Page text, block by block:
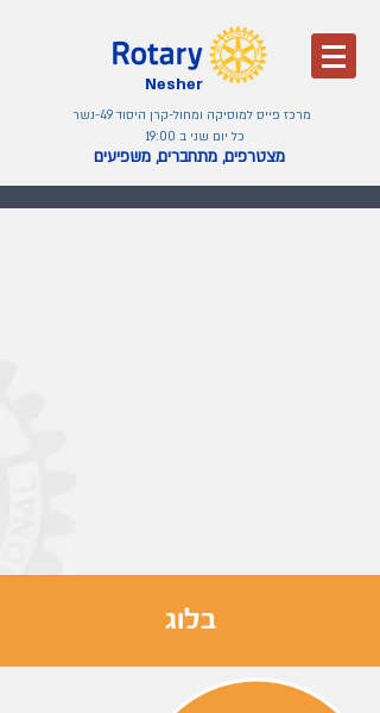
Nesher
מרכז פייס למוסיקה ומחול-קרן היסוד 49-נשר
כל יום שני ב 19:00
מצטרפים, מתחברים, משפיעים
בלוג